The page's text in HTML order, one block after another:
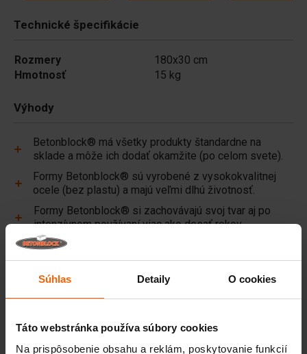
Súhlas Detaily O cookies
Táto webstránka používa súbory cookies
Na prispôsobenie obsahu a reklám, poskytovanie funkcií
Technické špecifikácie
Rozmery
180x30 cm
Hmotnosť
15 kg
Výhody
Betonblock® má všetky produkty štandardne na
sklade a môže ich dodať okamžite (po celom svete).
Formy Betonblock® sú vyrobené z vysokokvalitnej
ocele (bez plastu) a majú veľmi dlhú životnosť.
Formy Betonblock® si zachovávajú svoj tvar aj po
intenzívnom používaní viac ako desať rokov.
Betonblock® je už viac ako 25 rokov spoľahlivým
partnerom a lídrom na trhu s oceľovými formami na
betón.
Priečky